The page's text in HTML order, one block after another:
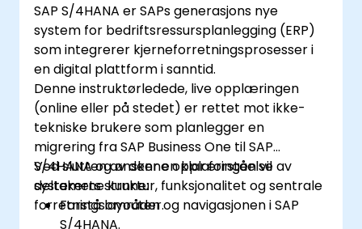
SAP S/4HANA er SAPs generasjons nye
system for bedriftsressursplanlegging (ERP)
som integrerer kjerneforretningsprosesser i
en digital plattform i sanntid.
Denne instruktørledede, live opplæringen
(online eller på stedet) er rettet mot ikke-
tekniske brukere som planlegger en
migrering fra SAP Business One til SAP
S/4HANA og ønsker en klar forståelse av
systemets struktur, funksjonalitet og sentrale
forretningsområder.
Ved slutten av denne opplæringen vil
deltakerne kunne:
Forstå layouten og navigasjonen i SAP
S/4HANA.